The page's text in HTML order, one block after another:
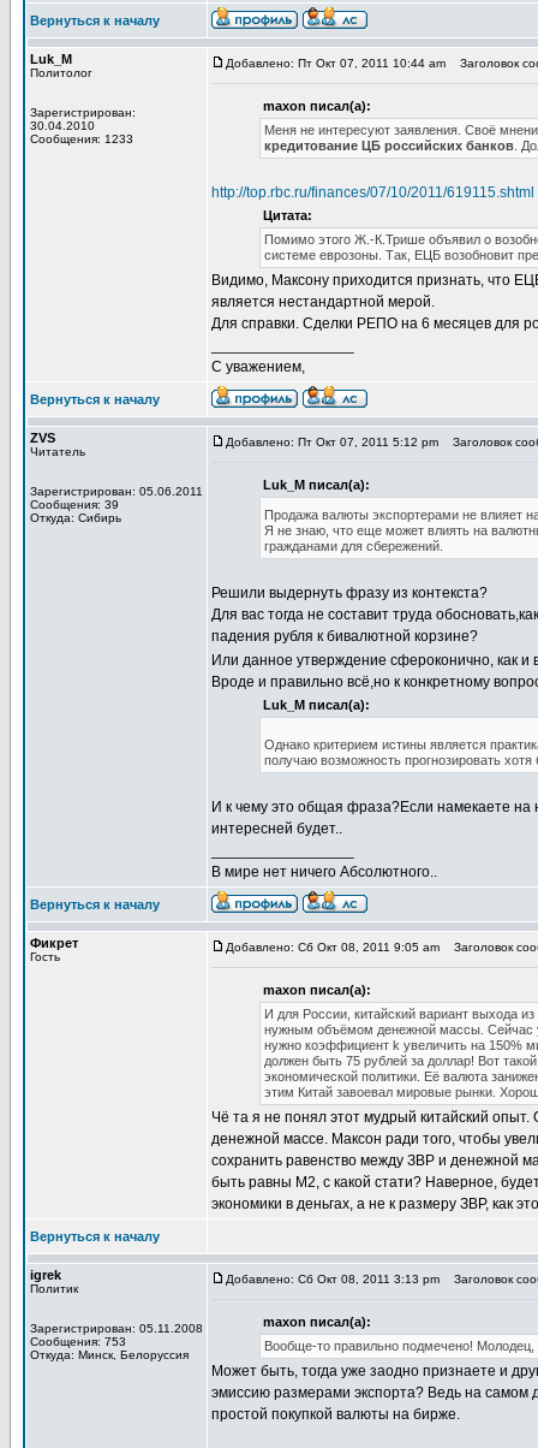
Вернуться к началу
Luk_M
Политолог
Зарегистрирован:
30.04.2010
Сообщения: 1233
Добавлено: Пт Окт 07, 2011 10:44 am Заголовок
maxon писал(а):
Меня не интересуют заявления. Своё
кредитование ЦБ российских банков .
http://top.rbc.ru/finances/07/10/2011/619115.shtml
Цитата:
Помимо этого Ж.-К.Трише объявил о
системе еврозоны. Так, ЕЦБ возобновит
Видимо, Максону приходится признать, что
является нестандартной мерой.
Для справки. Сделки РЕПО на 6 месяцев для
С уважением,
Вернуться к началу
ZVS
Читатель
Зарегистрирован: 05.06.2011
Сообщения: 39
Откуда: Сибирь
Добавлено: Пт Окт 07, 2011 5:12 pm Заголовок
Luk_M писал(а):
Продажа валюты экспортерами не влияет
Я не знаю, что еще может влиять на
гражданами для сбережений.
Решили выдернуть фразу из контекста?
Для вас тогда не составит труда
падения рубля к бивалютной корзине?
Или данное утверждение сфероконично, как и
Вроде и правильно всё,но к конкретному
Luk_M писал(а):
Однако критерием истины является
получаю возможность прогнозировать
И к чему это общая фраза?Если намекаете на
интересней будет..
В мире нет ничего Абсолютного..
Вернуться к началу
Фикрет
Гость
Добавлено: Сб Окт 08, 2011 9:05 am Заголовок
maxon писал(а):
И для России, китайский вариант выхода
нужным объёмом денежной массы. Сейчас
нужно коэффициент k увеличить на 150%
должен быть 75 рублей за доллар! Вот
экономической политики. Её валюта
этим Китай завоевал мировые рынки.
Чё та я не понял этот мудрый китайский
денежной массе. Максон ради того, чтобы
сохранить равенство между ЗВР и денежной
быть равны М2, с какой стати? Наверное,
экономики в деньгах, а не к размеру ЗВР, как
Вернуться к началу
igrek
Политик
Зарегистрирован: 05.11.2008
Сообщения: 753
Откуда: Минск, Белоруссия
Добавлено: Сб Окт 08, 2011 3:13 pm Заголовок
maxon писал(а):
Вообще-то правильно подмечено!
Может быть, тогда уже заодно признаете и
эмиссию размерами экспорта? Ведь на самом
простой покупкой валюты на бирже.